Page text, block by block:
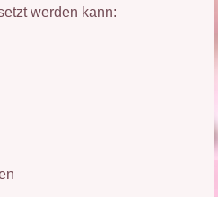
werden kann: